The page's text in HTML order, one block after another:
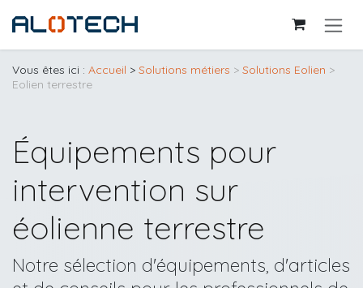
Vous êtes ici : Accueil > Solutions métiers > Solutions Eolien >
Eolien terrestre
Équipements pour
intervention sur
éolienne terrestre
Notre sélection d'équipements, d'articles